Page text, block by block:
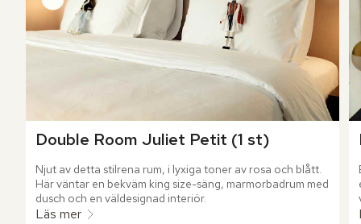
Double Room Juliet Petit (1 st)
Njut av detta stilrena rum, i lyxiga toner av rosa och blått.
Här väntar en bekväm king size-säng, marmorbadrum med
dusch och en väldesignad interiör.
Läs mer